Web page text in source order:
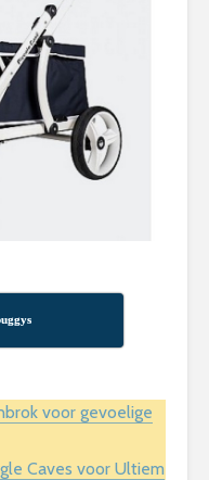
voor gevoelige
Caves voor Ultiem